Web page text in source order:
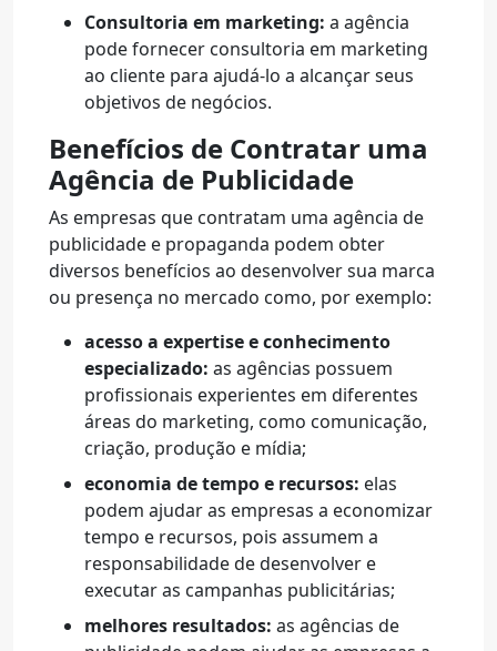
Consultoria em marketing: a agência
pode fornecer consultoria em marketing
ao cliente para ajudá-lo a alcançar seus
objetivos de negócios.
Benefícios de Contratar uma
Agência de Publicidade
As empresas que contratam uma agência de
publicidade e propaganda podem obter
diversos benefícios ao desenvolver sua marca
ou presença no mercado como, por exemplo:
acesso a expertise e conhecimento
especializado: as agências possuem
profissionais experientes em diferentes
áreas do marketing, como comunicação,
criação, produção e mídia;
economia de tempo e recursos: elas
podem ajudar as empresas a economizar
tempo e recursos, pois assumem a
responsabilidade de desenvolver e
executar as campanhas publicitárias;
melhores resultados: as agências de